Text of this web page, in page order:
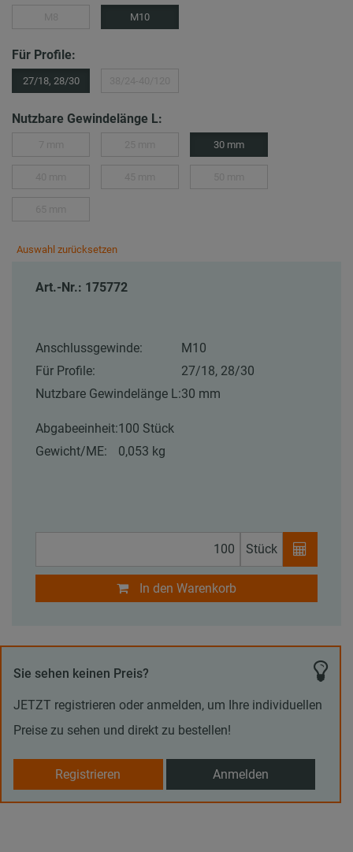
M10
Für Profile:
27/18, 28/30
Nutzbare Gewindelänge L:
30 mm
Auswahl zurücksetzen
Art.-Nr.: 175772
Anschlussgewinde:
M10
Für Profile:
27/18, 28/30
Nutzbare Gewindelänge L:30 mm
Abgabeeinheit:100 Stück
Gewicht/ME:
0,053 kg
Stück
In den Warenkorb
Sie sehen keinen Preis?
JETZT registrieren oder anmelden, um Ihre individuellen
Preise zu sehen und direkt zu bestellen!
Registrieren Anmelden